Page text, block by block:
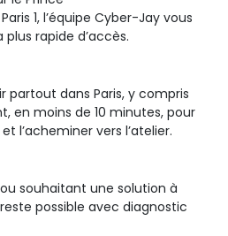
1, l’équipe Cyber-Jay vous
rapide d’accès.
partout dans Paris, y compris
en moins de 10 minutes, pour
l’acheminer vers l’atelier.
souhaitant une solution à
possible avec diagnostic